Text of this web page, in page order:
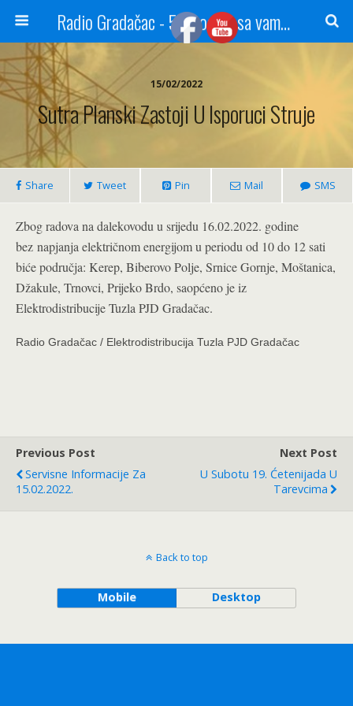
Radio Gradačac - 56 godina sa vama...
15/02/2022
Sutra Planski Zastoji U Isporuci Struje
Share Tweet Pin Mail SMS
Zbog radova na dalekovodu u srijedu 16.02.2022. godine
bez napjanja električnom energijom u periodu od 10 do 12 sati
biće područja: Kerep, Biberovo Polje, Srnice Gornje, Moštanica,
Džakule, Trnovci, Prijeko Brdo, saopćeno je iz
Elektrodistribucije Tuzla PJD Gradačac.
Radio Gradačac / Elektrodistribucija Tuzla PJD Gradačac
Previous Post
Servisne Informacije Za
15.02.2022.
Next Post
U Subotu 19. Ćetenijada U
Tarevcima
Back to top
Mobile Desktop